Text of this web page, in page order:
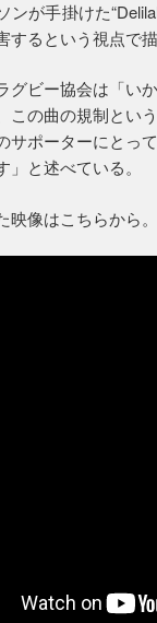
ンが手掛けた
するという視点で
グビー協会は「い
この曲の規制とい
サポーターにとっ
と述べている。
像はこちらから。